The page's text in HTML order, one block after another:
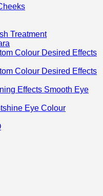
Treatment
Colour Desired Effects
Colour Desired Effects
Effects Smooth Eye
Eye Colour